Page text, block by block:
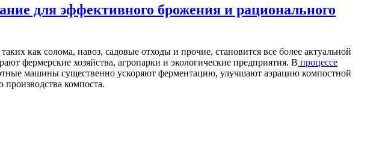
для эффективного брожения и рационального
как солома, навоз, садовые отходы и прочие, становится все более актуальной
фермерские хозяйства, агропарки и экологические предприятия. В процессе
машины существенно ускоряют ферментацию, улучшают аэрацию компостной
компоста.